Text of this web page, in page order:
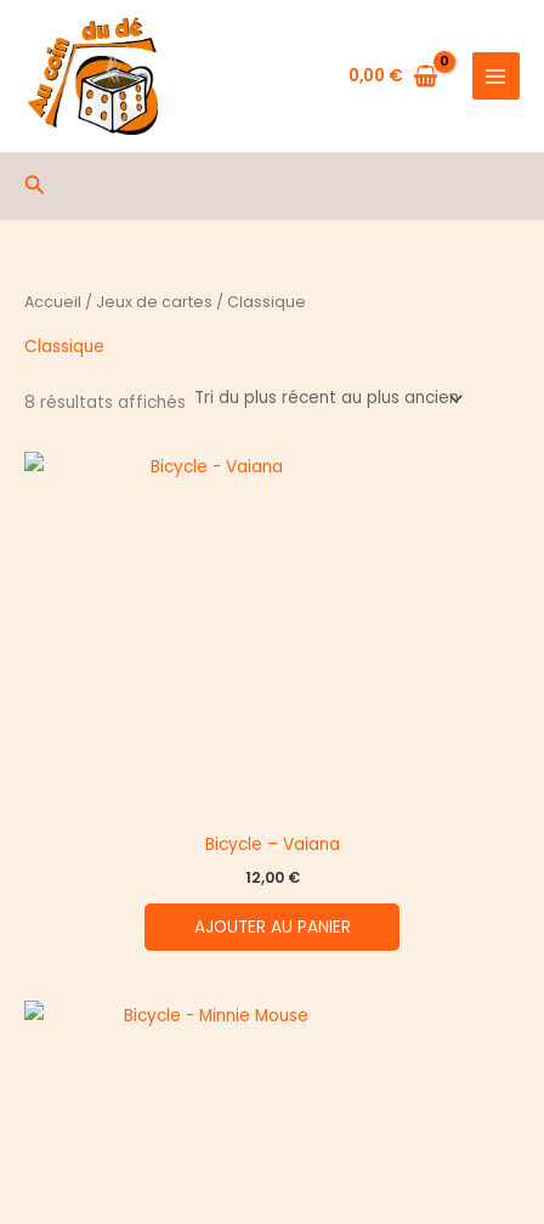
contenu
0,00 €
Rechercher
Accueil / Jeux de cartes / Classique
Classique
8 résultats affichés Trié
au
plus
Bicycle – Vaiana
12,00 €
AJOUTER AU PANIER